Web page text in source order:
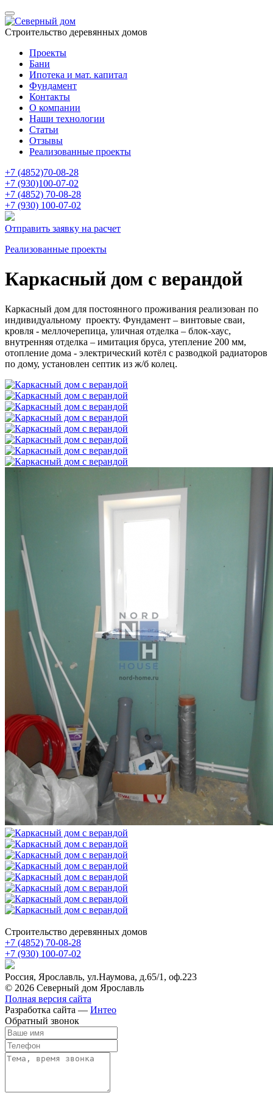
Строительство деревянных домов
Проекты
Бани
Ипотека и мат. капитал
Фундамент
Контакты
О компании
Наши технологии
Статьи
Отзывы
Реализованные проекты
+7 (4852)70-08-28
+7 (930)100-07-02
+7 (4852) 70-08-28
+7 (930) 100-07-02
Отправить заявку на расчет
Реализованные проекты
Каркасный дом с верандой
Каркасный дом для постоянного проживания реализован по
индивидуальному проекту. Фундамент – винтовые сваи,
кровля - меллочерепица, уличная отделка – блок-хаус,
внутренняя отделка – имитация бруса, утепление 200 мм,
отопление дома - электрический котёл с разводкой радиаторов
по дому, установлен септик из ж/б колец.
Строительство деревянных домов
+7 (4852) 70-08-28
+7 (930) 100-07-02
Россия, Ярославль, ул.Наумова, д.65/1, оф.223
© 2026 Северный дом Ярославль
Полная версия сайта
Разработка сайта — Интео
Обратный звонок